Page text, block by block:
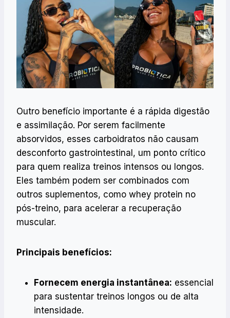
Outro benefício importante é a rápida digestão
e assimilação. Por serem facilmente
absorvidos, esses carboidratos não causam
desconforto gastrointestinal, um ponto crítico
para quem realiza treinos intensos ou longos.
Eles também podem ser combinados com
outros suplementos, como whey protein no
pós-treino, para acelerar a recuperação
muscular.
Principais benefícios:
Fornecem energia instantânea: essencial
para sustentar treinos longos ou de alta
intensidade.